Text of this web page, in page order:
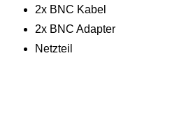
2x BNC Kabel
2x BNC Adapter
Netzteil